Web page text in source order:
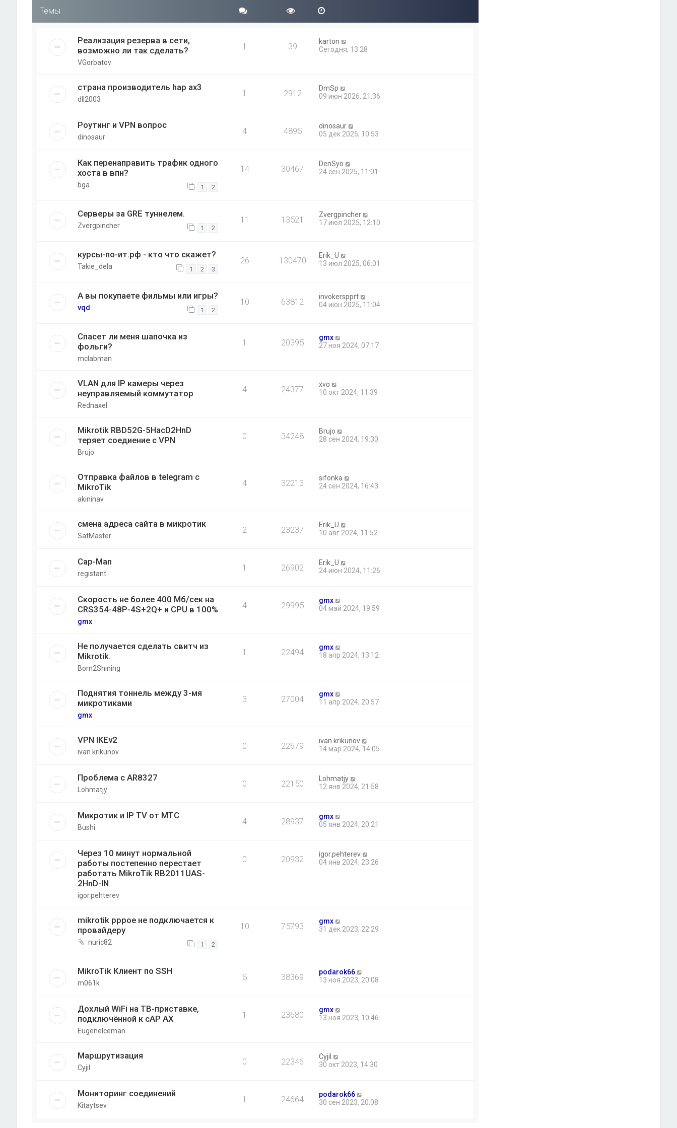
ю
с
б
м
б
щ
ю
Темы
Реализация резерва в сети,
возможно ли так сделать?
VGorbatov
1 39
karton
Сегодня, 13:28
страна производитель hap ax3
dll2003
1 2912
DmSp
09 июн 2026, 21:36
Роутинг и VPN вопрос
dinosaur
4 4895
dinosaur
05 дек 2025, 10:53
Как перенаправить трафик одного
хоста в впн?
bga 1 2
14 30467
DenSyo
24 сен 2025, 11:01
Серверы за GRE туннелем.
Zvergpincher 1 2
11 13521
Zvergpincher
17 июл 2025, 12:10
курсы-по-ит.рф - кто что скажет?
Takie_dela 1 2 3
26 130470
Erik_U
13 июл 2025, 06:01
А вы покупаете фильмы или игры?
vqd 1 2
10 63812
invokerspprt
04 июн 2025, 11:04
Спасет ли меня шапочка из
фольги?
mclabman
1 20395
gmx
27 ноя 2024, 07:17
VLAN для IP камеры через
неуправляемый коммутатор
Rednaxel
4 24377
xvo
10 окт 2024, 11:39
Mikrotik RBD52G-5HacD2HnD
теряет соедиение с VPN
Brujo
0 34248
Brujo
28 сен 2024, 19:30
Отправка файлов в telegram с
MikroTik
akininav
4 32213
sifonka
24 сен 2024, 16:43
смена адреса сайта в микротик
SatMaster
2 23237
Erik_U
10 авг 2024, 11:52
Cap-Man
registant
1 26902
Erik_U
24 июн 2024, 11:26
Скорость не более 400 Мб/cек на
CRS354-48P-4S+2Q+ и CPU в 100%
gmx
4 29995
gmx
04 май 2024, 19:59
Не получается сделать свитч из
Mikrotik.
Born2Shining
1 22494
gmx
18 апр 2024, 13:12
Поднятия тоннель между 3-мя
микротиками
gmx
3 27004
gmx
11 апр 2024, 20:57
VPN IKEv2
ivan.krikunov
0 22679
ivan.krikunov
14 мар 2024, 14:05
Проблема с AR8327
Lohmatjy
0 22150
Lohmatjy
12 янв 2024, 21:58
Микротик и IP TV от МТС
Bushi
4 28937
gmx
05 янв 2024, 20:21
Через 10 минут нормальной
работы постепенно перестает
работать MikroTik RB2011UAS-
2HnD-IN
igor.pehterev
0 20932
igor.pehterev
04 янв 2024, 23:26
mikrotik pppoe не подключается к
провайдеру
nuric82 1 2
10 75793
gmx
31 дек 2023, 22:29
MikroTik Клиент по SSH
m061k
5 38369
podarok66
13 ноя 2023, 20:08
Дохлый WiFi на ТВ-приставке,
подключённой к cAP AX
EugeneIceman
1 23680
gmx
13 ноя 2023, 10:46
Маршрутизация
Cyjil
0 22346
Cyjil
30 окт 2023, 14:30
Мониторинг соединений
Kitaytsev
1 24664
podarok66
30 сен 2023, 20:08